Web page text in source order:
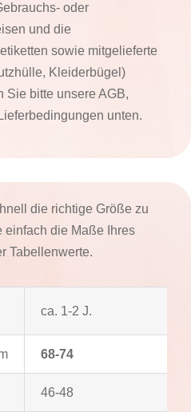
oder
und die
sowie mitgelieferte
Kleiderbügel)
Sie bitte unsere AGB,
unten.
die richtige Größe zu
einfach die Maße Ihres
Tabellenwerte.
ca. 1-2 J.
68-74
46-48